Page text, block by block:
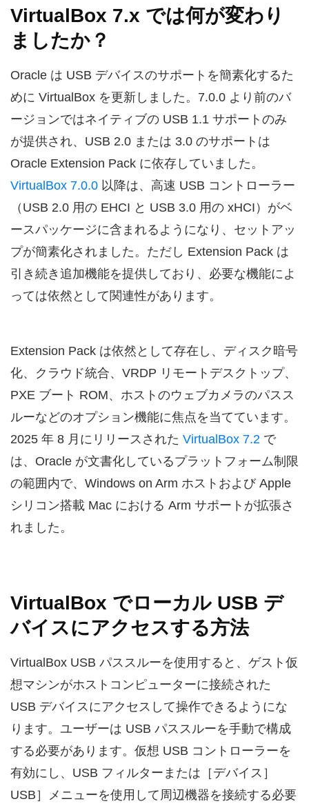
VirtualBox 7.x では何が変わり
ましたか？
Oracle は USB デバイスのサポートを簡素化するた
めに VirtualBox を更新しました。7.0.0 より前のバ
ージョンではネイティブの USB 1.1 サポートのみ
が提供され、USB 2.0 または 3.0 のサポートは
Oracle Extension Pack に依存していました。
VirtualBox 7.0.0 以降は、高速 USB コントローラー
（USB 2.0 用の EHCI と USB 3.0 用の xHCI）がベ
ースパッケージに含まれるようになり、セットアッ
プが簡素化されました。ただし Extension Pack は
引き続き追加機能を提供しており、必要な機能によ
っては依然として関連性があります。
Extension Pack は依然として存在し、ディスク暗号
化、クラウド統合、VRDP リモートデスクトップ、
PXE ブート ROM、ホストのウェブカメラのパスス
ルーなどのオプション機能に焦点を当てています。
2025 年 8 月にリリースされた VirtualBox 7.2 で
は、Oracle が文書化しているプラットフォーム制限
の範囲内で、Windows on Arm ホストおよび Apple
シリコン搭載 Mac における Arm サポートが拡張さ
れました。
VirtualBox でローカル USB デ
バイスにアクセスする方法
VirtualBox USB パススルーを使用すると、ゲスト仮
想マシンがホストコンピューターに接続された
USB デバイスにアクセスして操作できるようにな
ります。ユーザーは USB パススルーを手動で構成
する必要があります。仮想 USB コントローラーを
有効にし、USB フィルターまたは［デバイス］
USB］メニューを使用して周辺機器を接続する必要